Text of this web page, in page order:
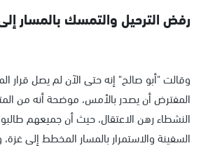
رفض الترحيل والتمسك بالمسار
وقالت "أبو صالح" إنه حتى الآن لم يصل قرار
المفترض أن يصدر بالأمس، موضحة أنه من
النشطاء رهن الاعتقال، حيث أن جميعهم
السفينة والاستمرار بالمسار المخطط إلى